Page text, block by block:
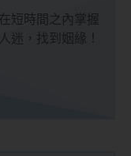
短時間之內掌握
迷，找到姻緣！